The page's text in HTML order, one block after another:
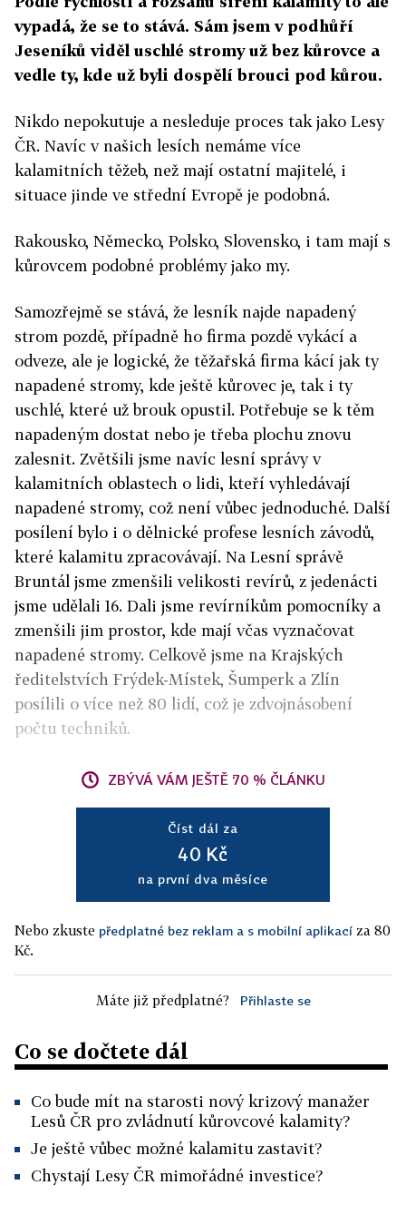
vypadá, že se to stává. Sám jsem v podhůří
Jeseníků viděl uschlé stromy už bez kůrovce a
vedle ty, kde už byli dospělí brouci pod kůrou.
Nikdo nepokutuje a nesleduje proces tak jako Lesy
ČR. Navíc v našich lesích nemáme více
kalamitních těžeb, než mají ostatní majitelé, i
situace jinde ve střední Evropě je podobná.
Rakousko, Německo, Polsko, Slovensko, i tam mají s
kůrovcem podobné problémy jako my.
Samozřejmě se stává, že lesník najde napadený
strom pozdě, případně ho firma pozdě vykácí a
odveze, ale je logické, že těžařská firma kácí jak ty
napadené stromy, kde ještě kůrovec je, tak i ty
uschlé, které už brouk opustil. Potřebuje se k těm
napadeným dostat nebo je třeba plochu znovu
zalesnit. Zvětšili jsme navíc lesní správy v
kalamitních oblastech o lidi, kteří vyhledávají
napadené stromy, což není vůbec jednoduché. Další
posílení bylo i o dělnické profese lesních závodů,
které kalamitu zpracovávají. Na Lesní správě
Bruntál jsme zmenšili velikosti revírů, z jedenácti
jsme udělali 16. Dali jsme revírníkům pomocníky a
zmenšili jim prostor, kde mají včas vyznačovat
napadené stromy. Celkově jsme na Krajských
ředitelstvích Frýdek-Místek, Šumperk a Zlín
posílili o více než 80 lidí, což je zdvojnásobení
počtu techniků.
ZBÝVÁ VÁM JEŠTĚ 70 % ČLÁNKU
Číst dál za
40 Kč
na první dva měsíce
Nebo zkuste předplatné bez reklam a s mobilní aplikací za 80
Kč.
Máte již předplatné? Přihlaste se
Co se dočtete dál
Co bude mít na starosti nový krizový manažer
Lesů ČR pro zvládnutí kůrovcové kalamity?
Je ještě vůbec možné kalamitu zastavit?
Chystají Lesy ČR mimořádné investice?